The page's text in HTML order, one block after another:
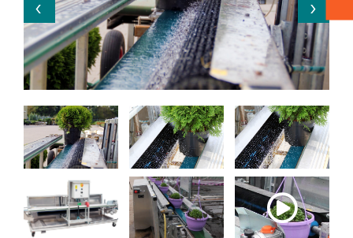
Verpakken - Inpakken - Sorteren
Accessoires